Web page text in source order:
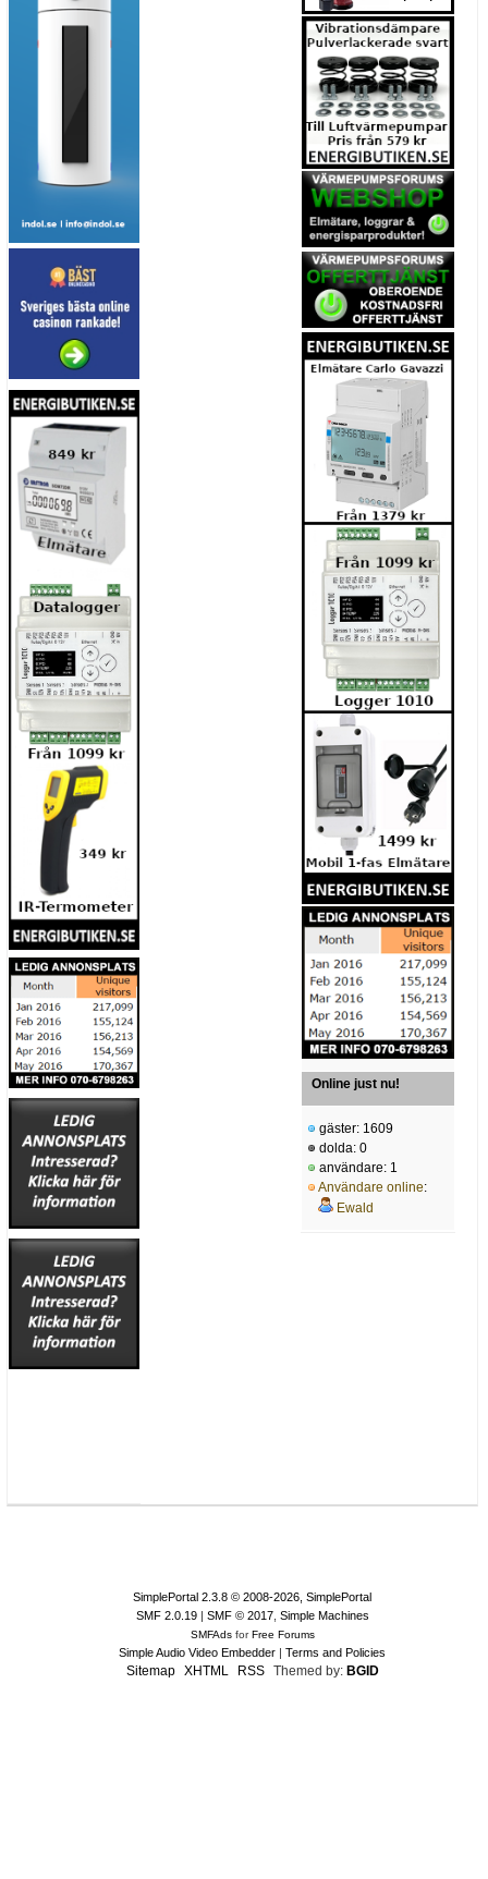
Online just nu!
gäster: 1609
dolda: 0
användare: 1
Användare online:
Ewald
SimplePortal 2.3.8 © 2008-2026, SimplePortal
SMF 2.0.19| SMF © 2017, Simple Machines
SMFAdsforFree Forums
Simple Audio Video Embedder | Terms and Policies
Sitemap XHTML RSS Themed by: BGID